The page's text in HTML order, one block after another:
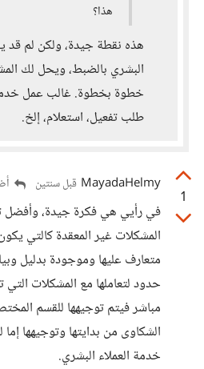
هذا؟
هذه نقطة جيدة، ولكن لم
البشري بالضبط، ويحل لك
خطوة بخطوة. غالب عمل خدمة
طلب تفعيل، استعلام، إلخ.
1
MayadaHelmy قبل سنتين
في رأيي هي فكرة جيدة، وأفضل
المشكلات غير المعقدة كالتي
متعارف عليها وموجودة بدليل
حدود لتعاملها مع المشكلات
مباشر فيتم توجيهها للقسم
الشكاوى من بدايتها وتوجيهها
خدمة العملاء البشري.